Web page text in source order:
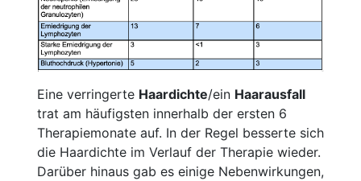
Eine verringerte Haardichte/ein Haarausfall
trat am häufigsten innerhalb der ersten 6
Therapiemonate auf. In der Regel besserte sich
die Haardichte im Verlauf der Therapie wieder.
Darüber hinaus gab es einige Nebenwirkungen,